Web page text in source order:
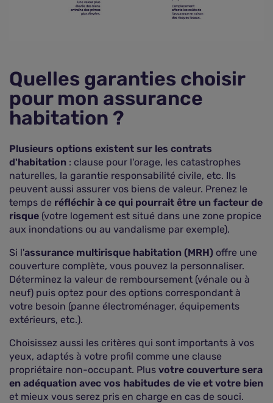
Quelles garanties choisir
pour mon assurance
habitation ?
Plusieurs options existent sur les contrats
d'habitation : clause pour l'orage, les catastrophes
naturelles, la garantie responsabilité civile, etc. Ils
peuvent aussi assurer vos biens de valeur. Prenez le
temps de réfléchir à ce qui pourrait être un facteur de
risque (votre logement est situé dans une zone propice
aux inondations ou au vandalisme par exemple).
Si l'assurance multirisque habitation (MRH) offre une
couverture complète, vous pouvez la personnaliser.
Déterminez la valeur de remboursement (vénale ou à
neuf) puis optez pour des options correspondant à
votre besoin (panne électroménager, équipements
extérieurs, etc.).
Choisissez aussi les critères qui sont importants à vos
yeux, adaptés à votre profil comme une clause
propriétaire non-occupant. Plus votre couverture sera
en adéquation avec vos habitudes de vie et votre bien
et mieux vous serez pris en charge en cas de souci.